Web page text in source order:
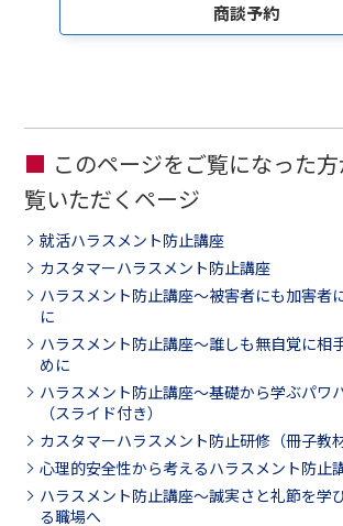
商談予約
このページをご覧になった
覧いただくページ
就活ハラスメント防止講座
カスタマーハラスメント防止講座
ハラスメント防止講座～被害者にも加害者
に
ハラスメント防止講座～誰しも無自覚に相
めに
ハラスメント防止講座～基礎から学ぶパワ
（スライド付き）
カスタマーハラスメント防止研修（冊子教
心理的安全性から考えるハラスメント防止
ハラスメント防止講座～誠実さと礼節を学
る職場へ